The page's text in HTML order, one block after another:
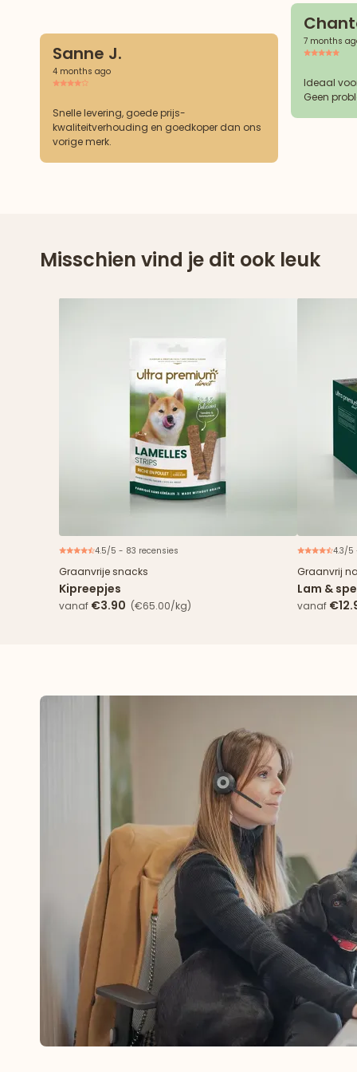
Sanne J.
4 months ago
Snelle levering, goede prijs-
kwaliteitverhouding en goedkoper dan ons
vorige merk.
7 months
Ideaal
Geen
Misschien vind je dit ook leuk
4.5/5 - 83 recensies
Graanvrije snacks
Kipreepjes
vanaf €3.90 (€65.00/kg)
4.3/5
Graanvrij
Lam &
vanaf